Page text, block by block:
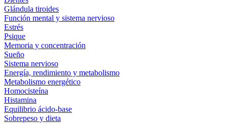
Glándula tiroides
Función mental y sistema nervioso
Estrés
Psique
Memoria y concentración
Sueño
Sistema nervioso
Energía, rendimiento y metabolismo
Metabolismo energético
Homocisteína
Histamina
Equilibrio ácido-base
Sobrepeso y dieta